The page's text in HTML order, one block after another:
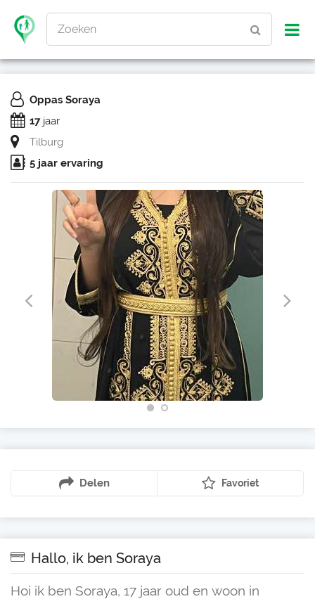
Zoeken
Oppas Soraya
17jaar
Tilburg
5 jaar ervaring
Delen Favoriet
Hallo, ik ben Soraya
Hoi ik ben Soraya, 17 jaar oud en woon in